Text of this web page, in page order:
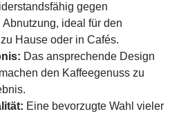
gegen
ideal für den
Hause oder in Cafés.
Das ansprechende Design
den Kaffeegenuss zu
Eine bevorzugte Wahl vieler